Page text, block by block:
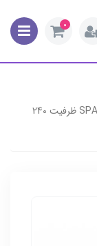
0
اس اس دی اینترنال ام اس آی مدل SPATIUM S270 ظرفیت 240